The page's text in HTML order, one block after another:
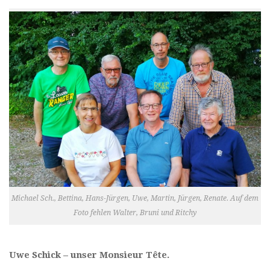
Michael Sch., Bettina, Hans-Jürgen, Uwe, Martin, Jürgen, Renate. Auf dem
Foto fehlen Walter, Bruni und Ritchy
Uwe Schick – unser Monsieur Tête.